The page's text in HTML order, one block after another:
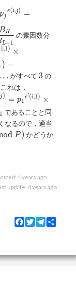
pj
e(i,j) =
1}}
L−1
R
の素因数分
1,1) ×
) −
… がすべて 3
3 の
れは，
\prod
j) = p1
e
′ (i,1 ) ×
1 であることと同
なるので，適当
od P ) かどうか
4 years ago
update: 4 years ago
Facebook
TwitterTelegram